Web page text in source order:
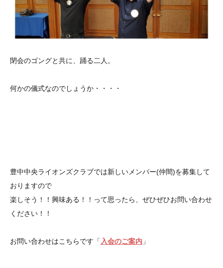
閉会のゴングと共に、踊る二人。
何かの儀式なのでしょうか・・・・
豊中中央ライオンズクラブでは新しいメンバー(仲間)を募集して
おりますので
楽しそう！！興味ある！！って思ったら、ぜひぜひお問い合わせ
ください！！
お問い合わせはこちらです「 入会のご案内 」